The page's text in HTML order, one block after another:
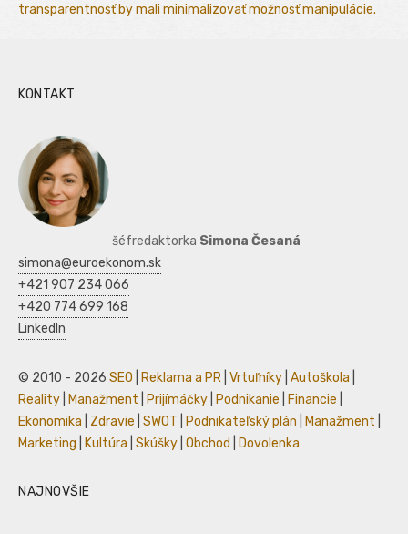
transparentnosť by mali minimalizovať možnosť manipulácie.
KONTAKT
šéfredaktorka Simona Česaná
simona@euroekonom.sk
+421 907 234 066
+420 774 699 168
LinkedIn
© 2010 - 2026 SEO Reklama a PR Vrtuľníky Autoškola
Reality
Manažment Prijímáčky Podnikanie Financie
Ekonomika
Zdravie SWOT Podnikateľský plán Manažment
Marketing
Kultúra Skúšky Obchod Dovolenka
NAJNOVŠIE